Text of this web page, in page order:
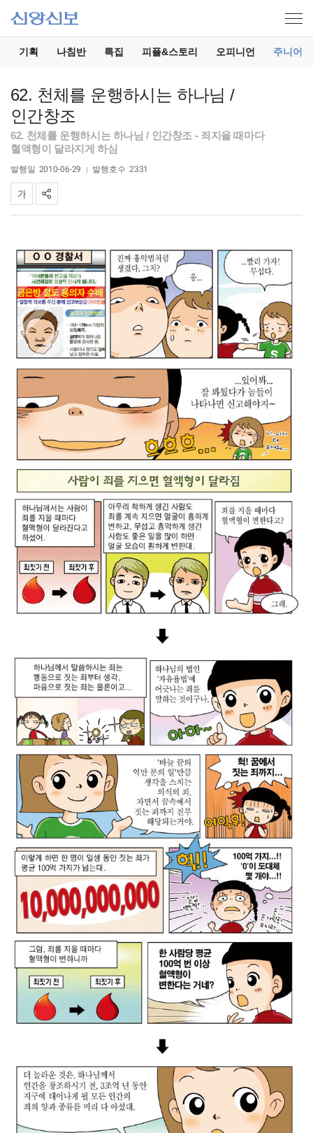
기획 나침반 특집 피플&스토리 오피니언 주니어
62. 천체를 운행하시는 하나님 /
인간창조
62. 천체를 운행하시는 하나님 / 인간창조 - 죄지을 때마다
혈액형이 달라지게 하심
발행일 2010-06-29 발행호수 2331